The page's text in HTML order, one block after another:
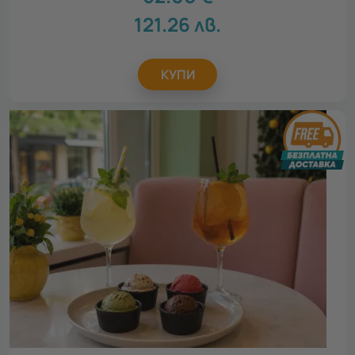
За жена
4
За мъж
4
За двойки
2
Повод
Всички
Рожден ден
Св. Валентин
Осми март
Юбилей
121.26лв.
КУПИ